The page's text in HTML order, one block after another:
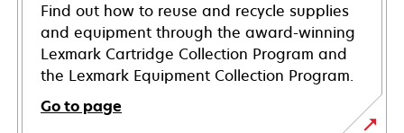
Find out how to reuse and recycle supplies
and equipment through the award-winning
Lexmark Cartridge Collection Program and
the Lexmark Equipment Collection Program.
Go to page